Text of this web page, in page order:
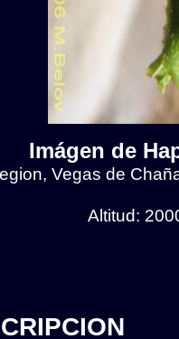
Imágen de
Vegas de
Altitud: